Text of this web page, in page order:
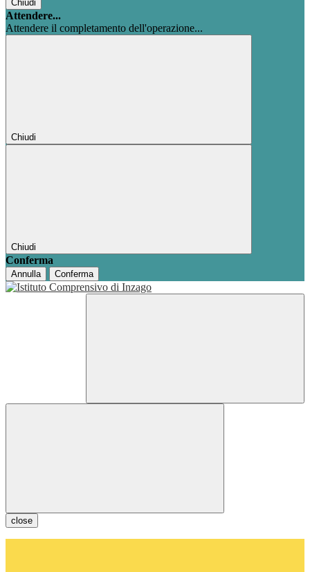
Chiudi
Attendere...
Attendere il completamento dell'operazione...
Chiudi
Chiudi
Conferma
Annulla Conferma
close